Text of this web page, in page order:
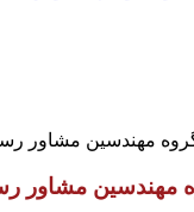
مهندسین مشاور
مهندسین مشاور